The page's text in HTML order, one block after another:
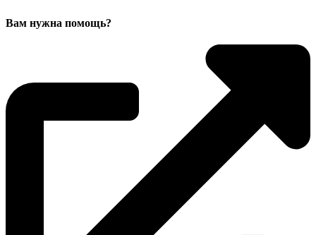
Вам нужна помощь?